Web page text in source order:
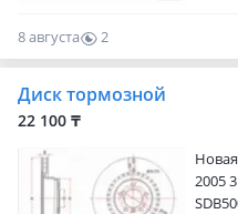
8 августа
2
0
Диск тормозной
22 100 ₸
Новая
2005